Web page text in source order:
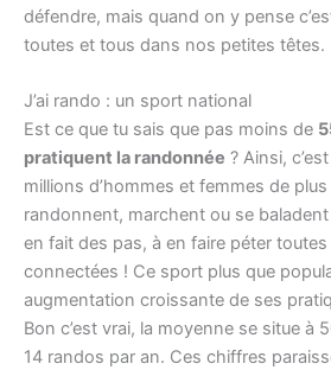
défendre, mais quand on y pense
toutes et tous dans nos petites têtes.
J’ai rando : un sport national
Est ce que tu sais que pas moins de
pratiquent la randonnée ? Ainsi,
millions d’hommes et femmes de
randonnent, marchent ou se
en fait des pas, à en faire péter
connectées ! Ce sport plus que
augmentation croissante de ses
Bon c’est vrai, la moyenne se situe à
14 randos par an. Ces chiffres